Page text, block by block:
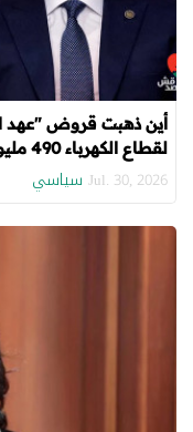
لقطاع الكهرباء 490 مليون دولار فقط لـ"الطاقة المتجددة" (1)
Jul. 30, 2026 سياسي